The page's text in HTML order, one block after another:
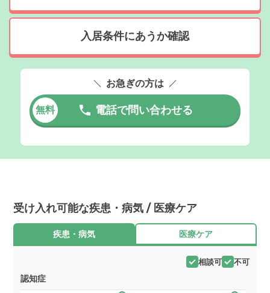
入居条件にあうか確認
お急ぎの方は
無料 電話で問い合わせる
受け入れ可能な疾患・病気 / 医療ケア
疾患・病気 医療ケア
相談可 不可
認知症